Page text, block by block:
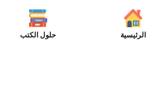
الرئيسية حلول الكتب